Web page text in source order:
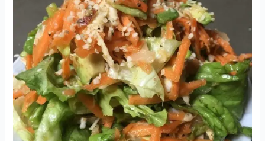
Avocado
Sauerkraut
Salat